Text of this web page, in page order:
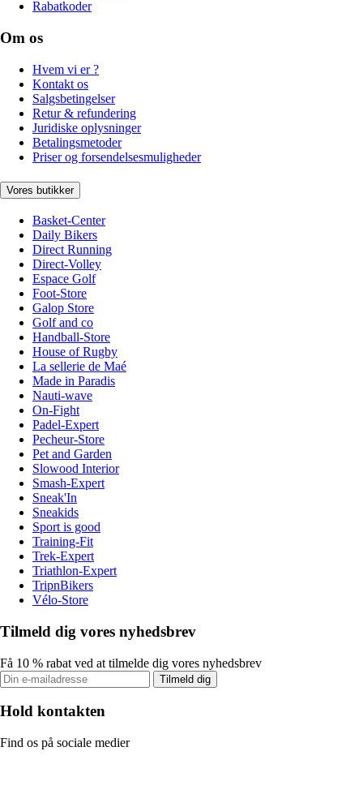
Rabatkoder
Om os
Hvem vi er ?
Kontakt os
Salgsbetingelser
Retur & refundering
Juridiske oplysninger
Betalingsmetoder
Priser og forsendelsesmuligheder
Vores butikker
Basket-Center
Daily Bikers
Direct Running
Direct-Volley
Espace Golf
Foot-Store
Galop Store
Golf and co
Handball-Store
House of Rugby
La sellerie de Maé
Made in Paradis
Nauti-wave
On-Fight
Padel-Expert
Pecheur-Store
Pet and Garden
Slowood Interior
Smash-Expert
Sneak'In
Sneakids
Sport is good
Training-Fit
Trek-Expert
Triathlon-Expert
TripnBikers
Vélo-Store
Tilmeld dig vores nyhedsbrev
Få 10 % rabat ved at tilmelde dig vores nyhedsbrev
Tilmeld dig
Hold kontakten
Find os på sociale medier